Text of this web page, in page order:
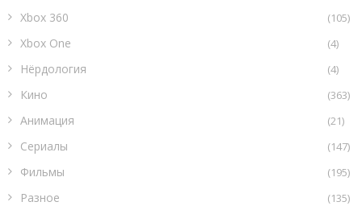
Xbox 360 (105)
Xbox One (4)
Нёрдология (4)
Кино (363)
Анимация (21)
Сериалы (147)
Фильмы (195)
Разное (135)